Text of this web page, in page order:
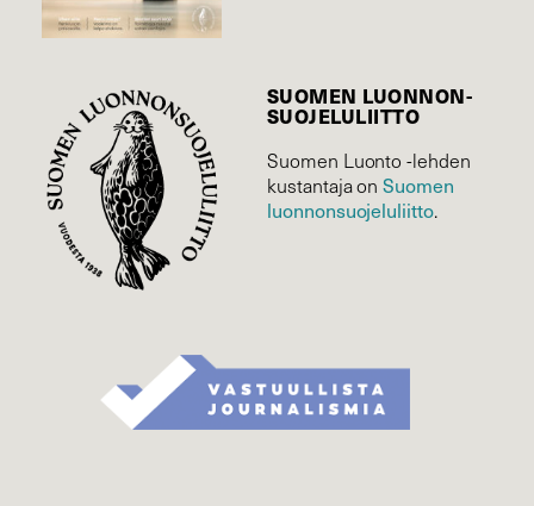
SUOMEN LUONNON­
SUOJELU­LIITTO
Suomen Luonto -lehden
kustantaja onSuomen
luonnonsuojelu­liitto.